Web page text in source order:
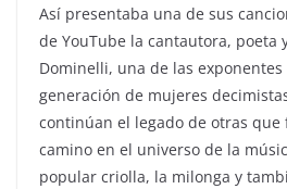
Así presentaba una de sus
de YouTube la cantautora, poeta
Dominelli, una de las exponentes
generación de mujeres
continúan el legado de otras
camino en el universo de la
popular criolla, la milonga y